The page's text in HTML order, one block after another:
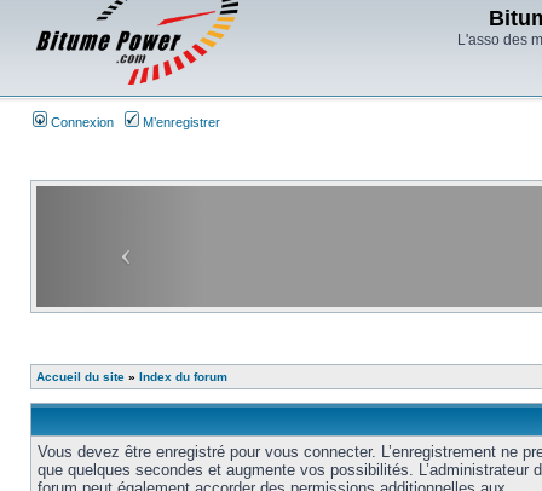
L'asso des
Connexion M’enregistrer
Accueil du site » Index du forum
Vous devez être enregistré pour vous connecter. L’enregistrement ne
que quelques secondes et augmente vos possibilités. L’administrateur